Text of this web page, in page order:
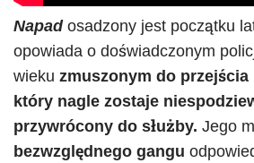
Napadosadzony jest początku
opowiada o doświadczonym
wieku zmuszonym do przejścia
który nagle zostaje
przywrócony do służby. Jego
bezwzględnego gangu